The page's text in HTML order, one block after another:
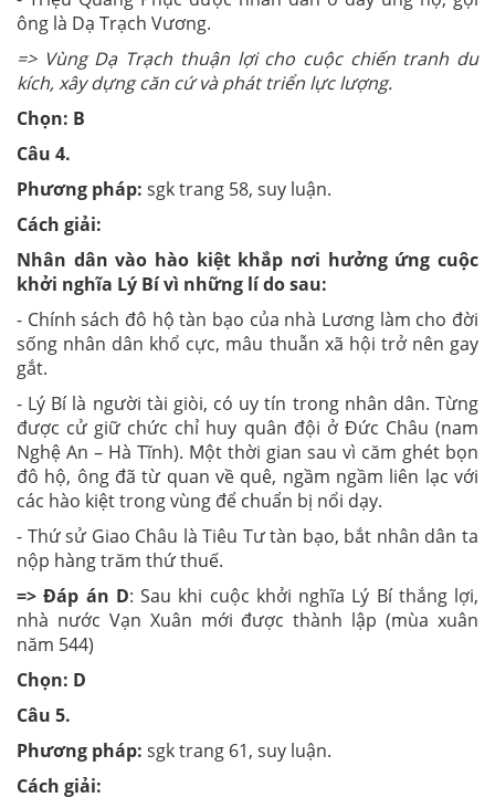
ông là Dạ Trạch Vương.
=> Vùng Dạ Trạch thuận lợi cho cuộc chiến tranh du
kích, xây dựng căn cứ và phát triển lực lượng.
Chọn: B
Câu 4.
Phương pháp: sgk trang 58, suy luận.
Cách giải:
Nhân dân vào hào kiệt khắp nơi hưởng ứng cuộc
khởi nghĩa Lý Bí vì những lí do sau:
- Chính sách đô hộ tàn bạo của nhà Lương làm cho đời
sống nhân dân khổ cực, mâu thuẫn xã hội trở nên gay
gắt.
- Lý Bí là người tài giòi, có uy tín trong nhân dân. Từng
được cử giữ chức chỉ huy quân đội ở Đức Châu (nam
Nghệ An – Hà Tĩnh). Một thời gian sau vì căm ghét bọn
đô hộ, ông đã từ quan về quê, ngầm ngầm liên lạc với
các hào kiệt trong vùng để chuẩn bị nổi dạy.
- Thứ sử Giao Châu là Tiêu Tư tàn bạo, bắt nhân dân ta
nộp hàng trăm thứ thuế.
=> Đáp án D: Sau khi cuộc khởi nghĩa Lý Bí thắng lợi,
nhà nước Vạn Xuân mới được thành lập (mùa xuân
năm 544)
Chọn: D
Câu 5.
Phương pháp: sgk trang 61, suy luận.
Cách giải: